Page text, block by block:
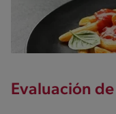
Evaluación